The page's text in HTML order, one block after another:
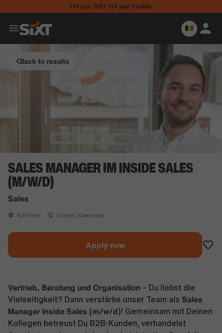
114 jaar SIXT. 114 jaar traditie.
Back to results
SALES MANAGER IM INSIDE SALES
(M/W/D)
Sales
full-time Essen, Germany
Apply now
Vertrieb, Beratung und Organisation – Du liebst die
Vielseitigkeit? Dann verstärke unser Team als Sales
Manager Inside Sales (m/w/d)! Gemeinsam mit Deinen
Kollegen betreust Du B2B-Kunden, verhandelst